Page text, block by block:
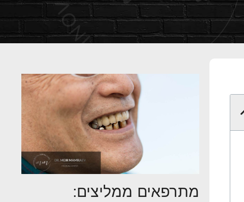
מתרפאים ממליצים: